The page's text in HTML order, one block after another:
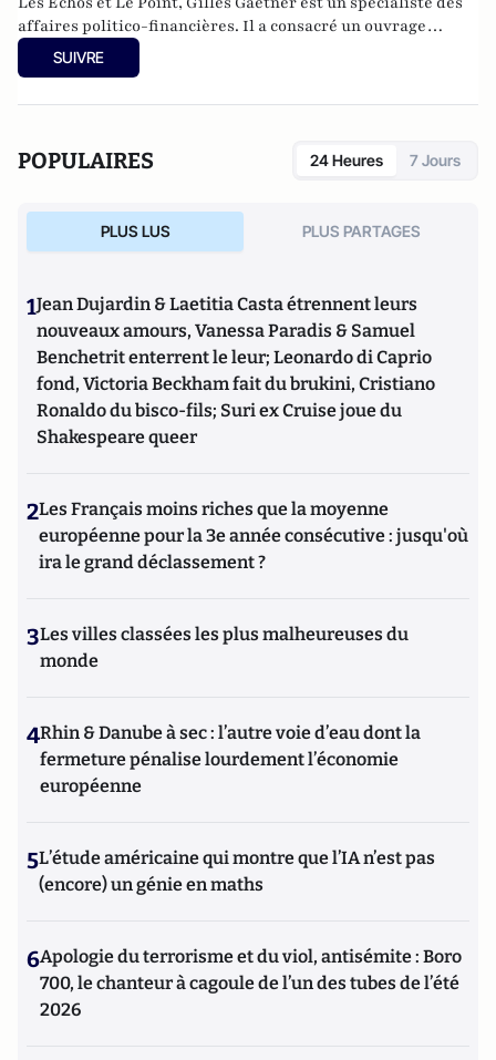
affaires politico-financières. Il a consacré un ouvrage
remarqué au président de la République, Les 100 jours de
Macron (Fauves –Editions). Il est également l’auteur d’une
Lattès), La République des imposteurs (L’Archipel), Pilleurs
SUIVRE
POPULAIRES 24 Heures 7 Jours
PLUS LUS PLUS PARTAGES
1Jean Dujardin & Laetitia Casta étrennent leurs
nouveaux amours, Vanessa Paradis & Samuel
Benchetrit enterrent le leur; Leonardo di Caprio
fond, Victoria Beckham fait du brukini, Cristiano
Ronaldo du bisco-fils; Suri ex Cruise joue du
Shakespeare queer
2Les Français moins riches que la moyenne
européenne pour la 3e année consécutive : jusqu'où
ira le grand déclassement ?
3Les villes classées les plus malheureuses du
monde
4Rhin & Danube à sec : l’autre voie d’eau dont la
fermeture pénalise lourdement l’économie
européenne
5L’étude américaine qui montre que l’IA n’est pas
(encore) un génie en maths
6Apologie du terrorisme et du viol, antisémite : Boro
700, le chanteur à cagoule de l’un des tubes de l’été
2026